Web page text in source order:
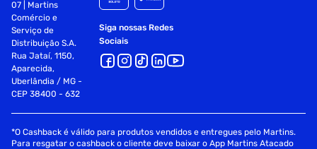
07 | Martins
Comércio e
Serviço de
Distribuição S.A.
Rua Jataí, 1150,
Aparecida,
Uberlândia / MG -
CEP 38400 - 632
Siga nossas Redes
Sociais
*O Cashback é válido para produtos vendidos e entregues pelo Martins.
Para resgatar o cashback o cliente deve baixar o App Martins Atacado